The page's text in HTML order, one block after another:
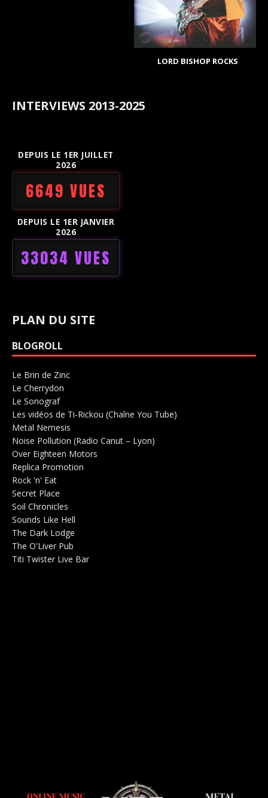
LORD BISHOP ROCKS
INTERVIEWS 2013-2025
DEPUIS LE 1ER JUILLET
2026
6649 VUES
DEPUIS LE 1ER JANVIER
2026
33034 VUES
PLAN DU SITE
BLOGROLL
Le Brin de Zinc
Le Cherrydon
Le SonografSalle de concerts 0
Les vidéos de Ti-Rickou (Chaîne You Tube)
Metal Nemesis
Noise Pollution (Radio Canut – Lyon)
Over Eighteen Motors
Replica Promotion
Rock 'n' Eat
Secret Place
Soil Chronicles
Sounds Like Hell
The Dark Lodge
The O'Liver Pub
Titi Twister Live Bar